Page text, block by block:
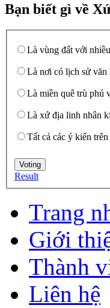
Bạn biết gì về
Là vùng đất với
Là nơi có lịch sử văn
Là miền quê trù phú
Là xứ địa linh nhân
Tất cả các ý kiến trên
Result
Trang
Giới
Thành
Liên hệ